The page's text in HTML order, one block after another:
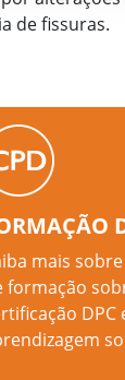
de fissuras.
mais
formação